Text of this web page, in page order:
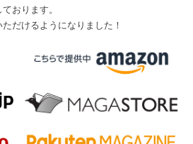
おります。
だけるようになりました！